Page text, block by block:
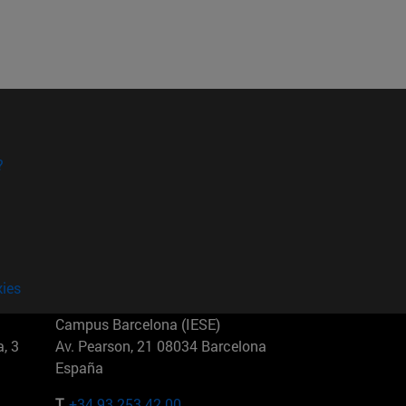
3
Campus Barcelona (IESE)
Av. Pearson, 21 08034 Barcelona
España